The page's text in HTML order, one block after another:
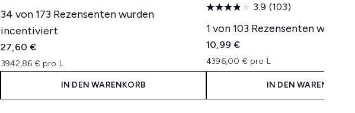
34 von 173 Rezensenten wurden
incentiviert
27,60 €
3942,86 € pro L
IN DEN WARENKORB
3.9 (103)
1 von 103 Rezensenten
10,99 €
4396,00 € pro L
IN DEN WARENKORB